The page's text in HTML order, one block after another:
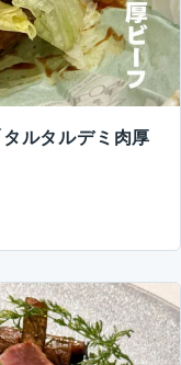
ルタルデミ肉厚